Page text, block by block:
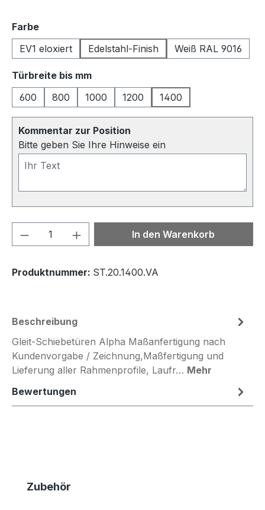
Farbeauswählen
EV1 eloxiert
Edelstahl-Finish Weiß RAL 9016
Türbreite bis mmauswählen
600
800 1000 1200 1400
Kommentar zur Position
Bitte geben Sie Ihre Hinweise ein
Produkt Anzahl: Gib denIn den Warenkorb
Produktnummer: ST.20.1400.VA
Beschreibung
Gleit-Schiebetüren Alpha Maßanfertigung nach
Kundenvorgabe / Zeichnung,Maßfertigung und
Lieferung aller Rahmenprofile, Laufr… Mehr
Bewertungen
Produktgalerie überspringen
Zubehör